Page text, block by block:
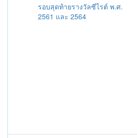
รอบสุดท้ายรางวัลซีไรต์ พ.ศ.
2561 และ 2564